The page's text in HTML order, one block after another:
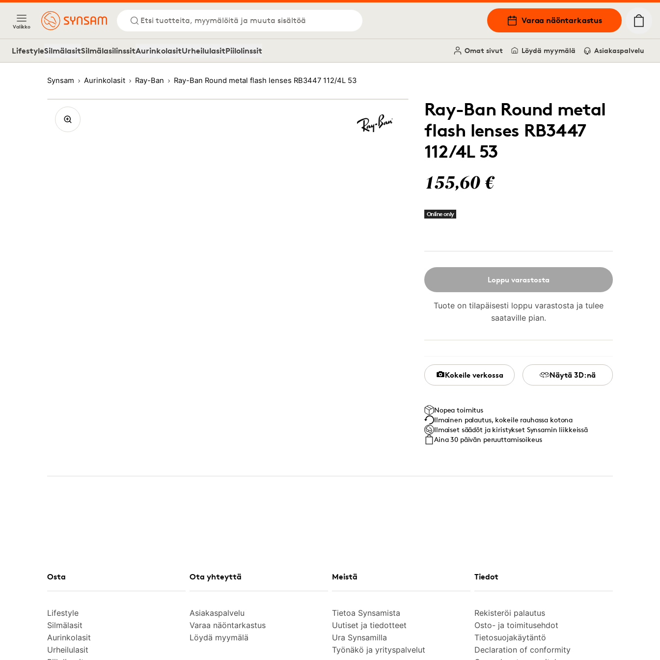
Valikko
Etsi tuotteita, myymälöitä ja muuta sisältöä Varaa näöntarkastus
LifestyleSilmälasitSilmälasilinssitAurinkolasitUrheilulasitPiilolinssit Omat sivut Löydä myymälä Asiakaspalvelu
Synsam Aurinkolasit Ray-Ban Ray-Ban Round metal flash lenses RB3447 112/4L 53
Ray-Ban Round metal
flash lenses RB3447
112/4L 53
155,60 €
Online only
Loppu varastosta
Tuote on tilapäisesti loppu varastosta ja tulee
saataville pian.
Kokeile verkossa Näytä 3D:nä
Nopea toimitus
Ilmainen palautus, kokeile rauhassa kotona
Ilmaiset säädöt ja kiristykset Synsamin liikkeissä
Aina 30 päivän peruuttamisoikeus
Osta
Lifestyle
Silmälasit
Aurinkolasit
Urheilulasit
Ota yhteyttä
Asiakaspalvelu
Varaa näöntarkastus
Löydä myymälä
Meistä
Tietoa Synsamista
Uutiset ja tiedotteet
Ura Synsamilla
Työnäkö ja yrityspalvelut
Tiedot
Rekisteröi palautus
Osto- ja toimitusehdot
Tietosuojakäytäntö
Declaration of conformity